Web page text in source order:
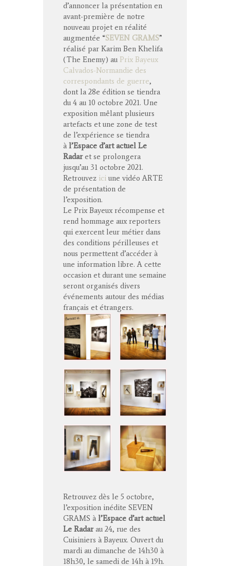
d’annoncer la présentation en
avant-première de notre
nouveau projet en réalité
augmentée “SEVEN GRAMS”
réalisé par Karim Ben Khelifa
(The Enemy) au Prix Bayeux
Calvados-Normandie des
correspondants de guerre,
dont la 28e édition se tiendra
du 4 au 10 octobre 2021. Une
exposition mêlant plusieurs
artefacts et une zone de test
de l’expérience se tiendra
à l’Espace d’art actuel Le
Radaret se prolongera
jusqu’au 31 octobre 2021.
Retrouvez ici une vidéo ARTE
de présentation de
l’exposition.
Le Prix Bayeux récompense et
rend hommage aux reporters
qui exercent leur métier dans
des conditions périlleuses et
nous permettent d’accéder à
une information libre. A cette
occasion et durant une semaine
seront organisés divers
événements autour des médias
français et étrangers.
Retrouvez dès le 5 octobre,
l’exposition inédite SEVEN
GRAMS à l’Espace d’art actuel
Le Radarau 24, rue des
Cuisiniers à Bayeux. Ouvert du
mardi au dimanche de 14h30 à
18h30, le samedi de 14h à 19h.